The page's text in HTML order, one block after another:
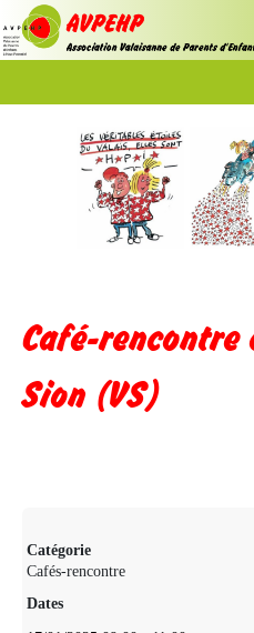
Café-rencontre
Sion (VS)
Catégorie
Cafés-rencontre
Dates